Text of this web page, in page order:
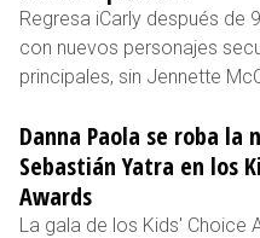
Regresa iCarly después de
con nuevos personajes
principales, sin Jennette
Danna Paola se roba la
Sebastián Yatra en los
Awards
La gala de los Kids' Choice